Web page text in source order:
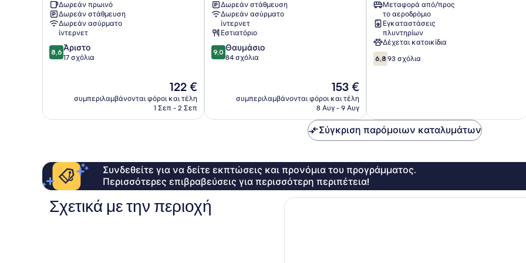
Marissol
Κέντρο
της
Νάπας
Δωρεάν πρωινό
Δωρεάν στάθμευση
Δωρεάν ασύρματο
ίντερνετ
8.6
στα
σχόλια
8,6 Άριστο
17 σχόλια
Η
τιμή
είναι
122 €
συμπεριλαμβάνονται φόροι και τέλη
1 Σεπ - 2 Σεπ
Αγίας
Νάπας
Δωρεάν στάθμευση
Δωρεάν ασύρματο
ίντερνετ
Εστιατόριο
9.0
στα
σχόλια
9,0 Θαυμάσιο
84 σχόλια
Η
τιμή
είναι
153 €
συμπεριλαμβάνονται φόροι και τέλη
8 Αυγ - 9 Αυγ
της
Αγίας
Νάπας
Μεταφορά από/προς
το αεροδρόμιο
Εγκαταστάσεις
πλυντηρίων
Δέχεται κατοικίδια
6.8
στα
6,8 93 σχόλια
Σύγκριση παρόμοιων καταλυμάτων
Συνδεθείτε για να δείτε εκπτώσεις και προνόμια του προγράμματος.
Περισσότερες επιβραβεύσεις για περισσότερη περιπέτεια!
Σχετικά με την περιοχή